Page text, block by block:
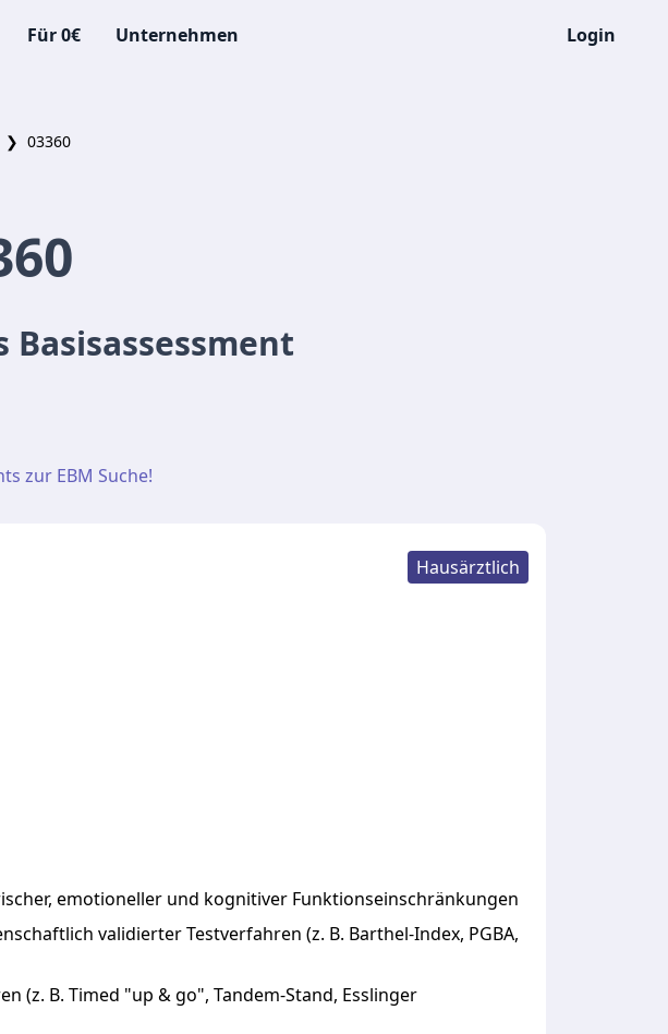
Für 0€ Unternehmen Login
❯ 03360
zur EBM Suche!
Hausärztlich
emotioneller und kognitiver Funktionseinschränkungen
validierter Testverfahren (z. B. Barthel-Index, PGBA,
B. Timed "up & go", Tandem-Stand, Esslinger